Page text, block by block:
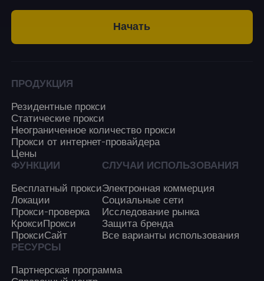
Начать
ПРОДУКЦИЯ
Резидентные прокси
Статические прокси
Неограниченное количество прокси
Прокси от интернет-провайдера
Цены
ФУНКЦИИ
Бесплатный прокси
Локации
Прокси-проверка
КроксиПрокси
ПроксиСайт
СЛУЧАИ ИСПОЛЬЗОВАНИЯ
Электронная коммерция
Социальные сети
Исследование рынка
Защита бренда
Все варианты использования
РЕСУРСЫ
Партнерская программа